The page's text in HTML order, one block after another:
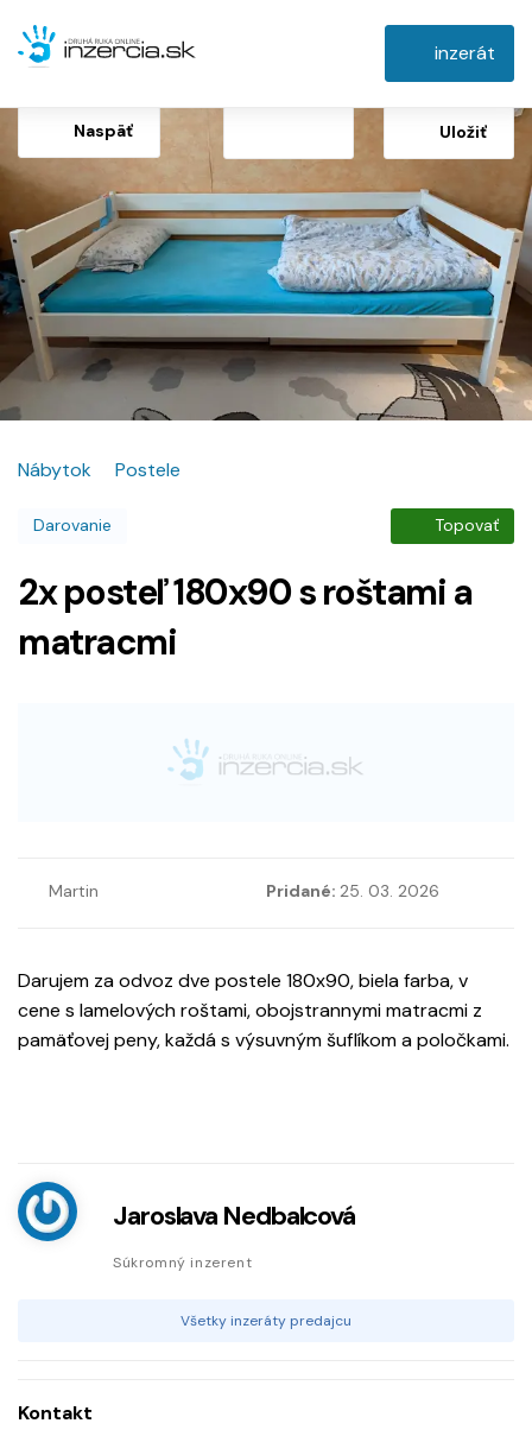
inzerát
Naspäť Uložiť
Nábytok Postele
Darovanie Topovať
2x posteľ 180x90 s roštami a
matracmi
Martin Pridané: 25. 03. 2026
Darujem za odvoz dve postele 180x90, biela farba, v
cene s lamelových roštami, obojstrannymi matracmi z
pamäťovej peny, každá s výsuvným šuflíkom a poločkami.
Jaroslava Nedbalcová
Súkromný inzerent
Všetky inzeráty predajcu
Kontakt